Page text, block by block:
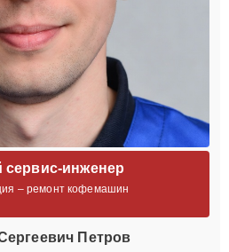
сервис-инженер
– ремонт кофемашин
Петров